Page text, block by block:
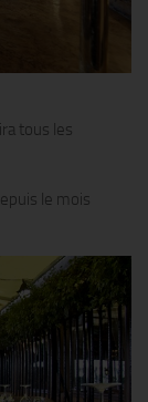
tous les
le mois